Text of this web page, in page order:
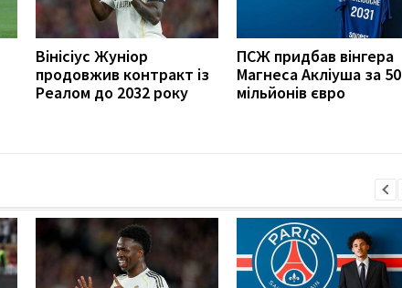
Вінісіус Жуніор
продовжив контракт із
Реалом до 2032 року
ПСЖ придбав вінгера
Магнеса Акліуша за 50
мільйонів євро